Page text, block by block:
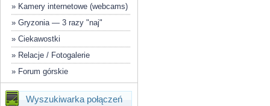
» Kamery internetowe (webcams)
» Gryzonia — 3 razy "naj"
» Ciekawostki
» Relacje / Fotogalerie
» Forum górskie
Wyszukiwarka połączeń